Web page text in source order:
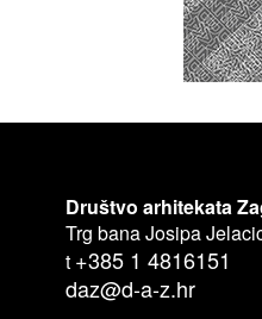
Društvo arhitekata
Trg bana Josipa
t +385 1 4816151
daz@d-a-z.hr